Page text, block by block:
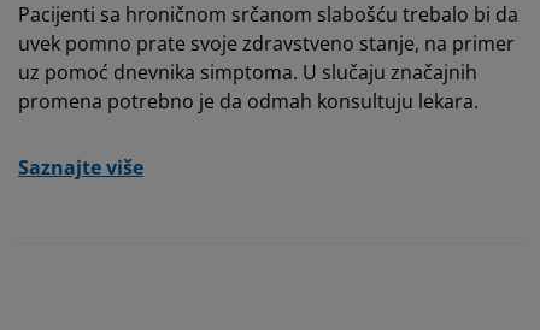
Pacijenti sa hroničnom srčanom slabošću trebalo bi da
uvek pomno prate svoje zdravstveno stanje, na primer
uz pomoć dnevnika simptoma. U slučaju značajnih
promena potrebno je da odmah konsultuju lekara.
Saznajte više